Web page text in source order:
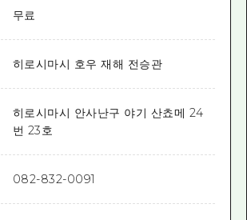
무료
히로시마시 호우 재해 전승관
히로시마시 안사난구 야기 산쵸메 24
번 23호
082-832-0091